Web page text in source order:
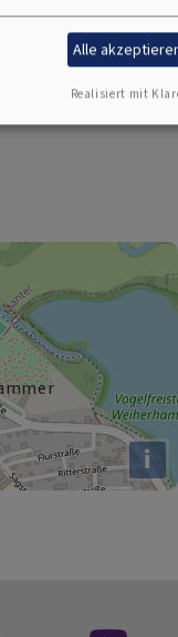
i
Alle
Realisiert mit